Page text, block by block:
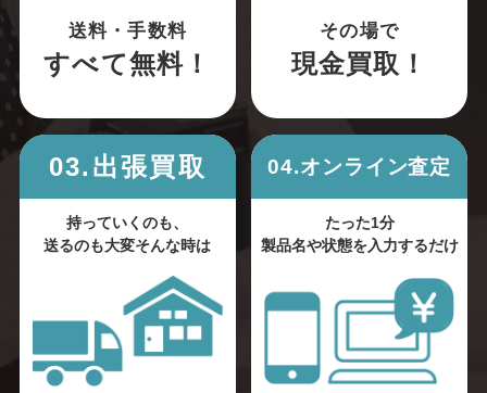
送料・手数料
すべて無料！
その場で
現金買取！
03.出張買取
持っていくのも、
送るのも大変そんな時は
04.オンライン査定
たった1分
製品名や状態を入力するだけ